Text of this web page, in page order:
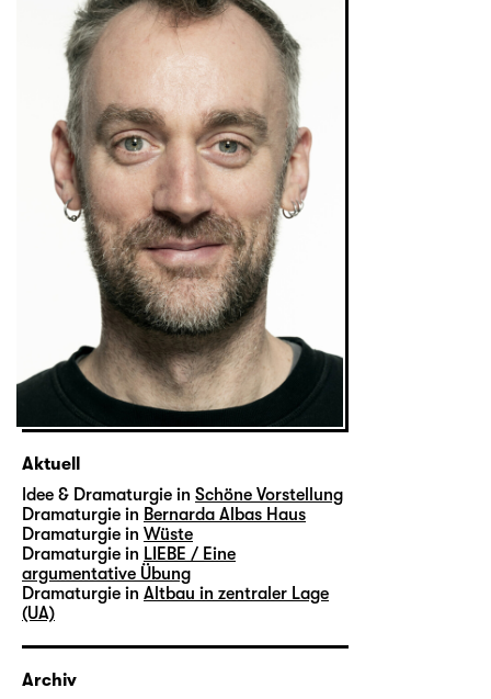
Aktuell
Idee & Dramaturgie in Schöne Vorstellung
Dramaturgie in Bernarda Albas Haus
Dramaturgie in Wüste
Dramaturgie in LIEBE / Eine
argumentative Übung
Dramaturgie in Altbau in zentraler Lage
(UA)
Archiv